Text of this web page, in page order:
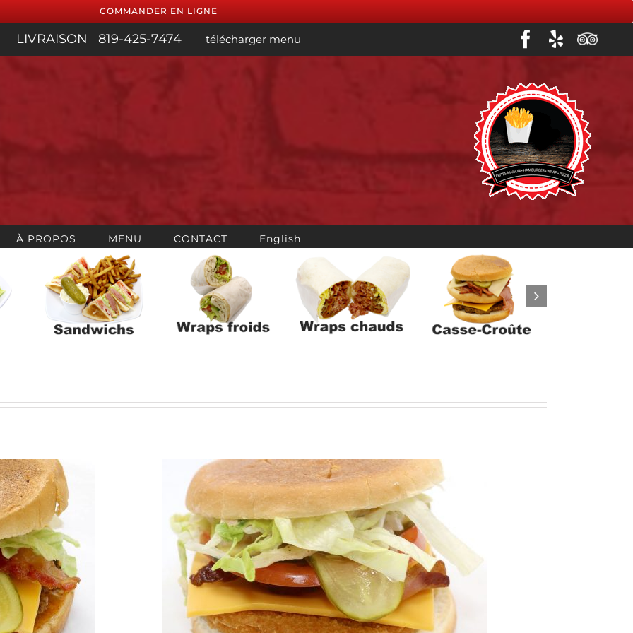
COMMANDER EN LIGNE
LIVRAISON 819-425-7474 télécharger menu Facebook
YelpTrip
advisor
À PROPOS MENU CONTACT English